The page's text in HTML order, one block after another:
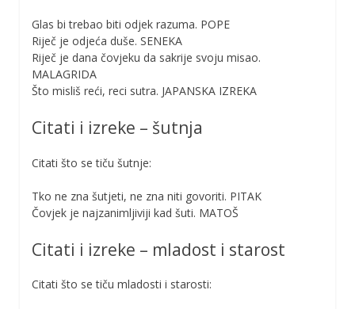
Glas bi trebao biti odjek razuma. POPE
Riječ je odjeća duše. SENEKA
Riječ je dana čovjeku da sakrije svoju misao.
MALAGRIDA
Što misliš reći, reci sutra. JAPANSKA IZREKA
Citati i izreke – šutnja
Citati što se tiču šutnje:
Tko ne zna šutjeti, ne zna niti govoriti. PITAK
Čovjek je najzanimljiviji kad šuti. MATOŠ
Citati i izreke – mladost i starost
Citati što se tiču mladosti i starosti: